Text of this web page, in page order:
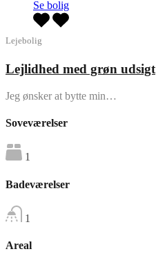
Se bolig
Lejebolig
Lejlidhed med grøn udsigt
Jeg ønsker at bytte min…
Soveværelser
1
Badeværelser
1
Areal